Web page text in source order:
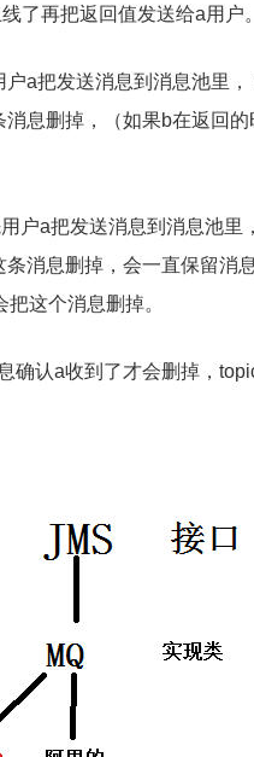
了再把返回值发送给a用户
a把发送消息到消息池里
息删掉，（如果b在返回
户a把发送消息到消息池
消息删掉，会一直保留消
这个消息删掉。
确认a收到了才会删掉，